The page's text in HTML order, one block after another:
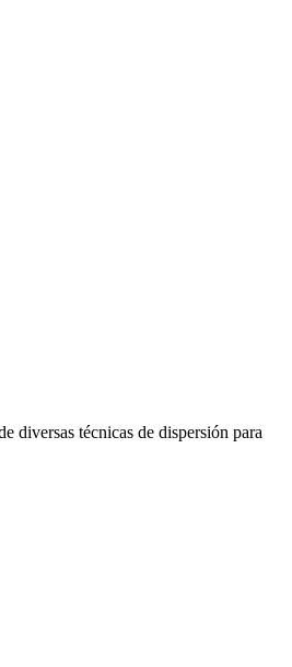
diversas técnicas de dispersión para